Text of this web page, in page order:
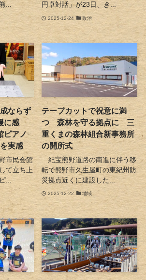
...
円卓対話」が23日、き...
2025-12-24 政治
ならず
に感
ピアノ
実感
市民会館
て立ち上
...
テープカットで祝意に満
つ 森林を守る拠点に 三
重くまの森林組合新事務所
の開所式
紀宝熊野道路の南進に伴う移
転で熊野市久生屋町の東紀州防
災拠点近くに建設した...
2025-12-22 地域